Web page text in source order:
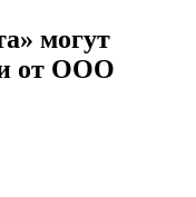
могут
от ООО